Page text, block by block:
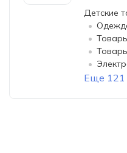
Детские
Еще 121